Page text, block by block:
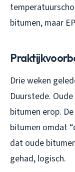
bitumen, maar
Drie weken
Duurstede.
bitumen erop.
bitumen omdat
dat oude
gehad, logisch.